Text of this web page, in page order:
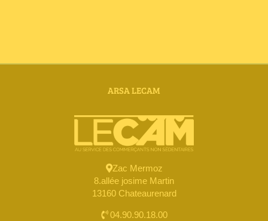
ARSA LECAM
Zac Mermoz
8.allée josime Martin
13160 Chateaurenard
04.90.90.18.00